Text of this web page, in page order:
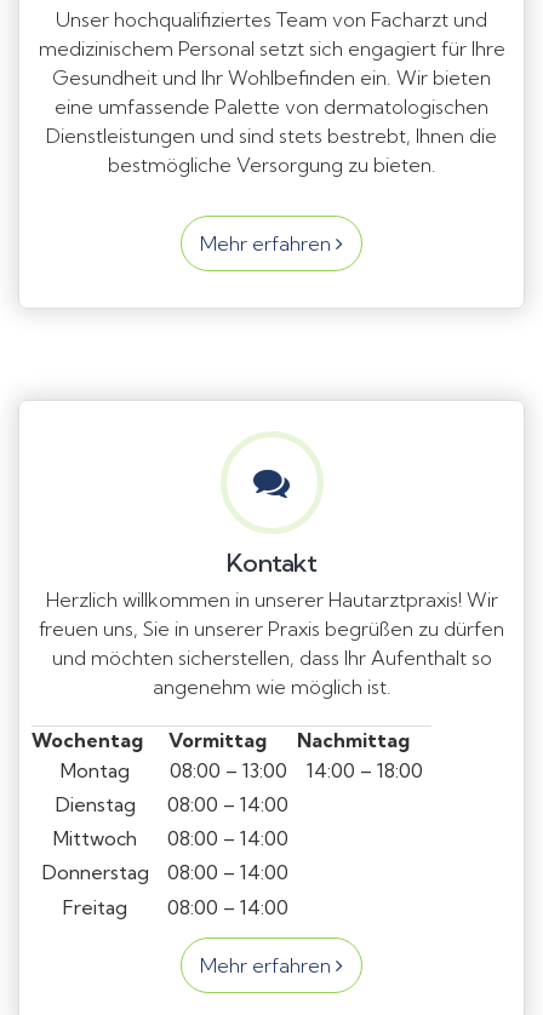
Unser hochqualifiziertes Team von Facharzt und
medizinischem Personal setzt sich engagiert für Ihre
Gesundheit und Ihr Wohlbefinden ein. Wir bieten
eine umfassende Palette von dermatologischen
Dienstleistungen und sind stets bestrebt, Ihnen die
bestmögliche Versorgung zu bieten.
Mehr erfahren
Kontakt
Herzlich willkommen in unserer Hautarztpraxis! Wir
freuen uns, Sie in unserer Praxis begrüßen zu dürfen
und möchten sicherstellen, dass Ihr Aufenthalt so
angenehm wie möglich ist.
Wochentag Vormittag
Nachmittag
Montag
08:00 – 13:00
14:00 – 18:00
Dienstag
08:00 – 14:00
Mittwoch
08:00 – 14:00
Donnerstag
08:00 – 14:00
Freitag
08:00 – 14:00
Mehr erfahren